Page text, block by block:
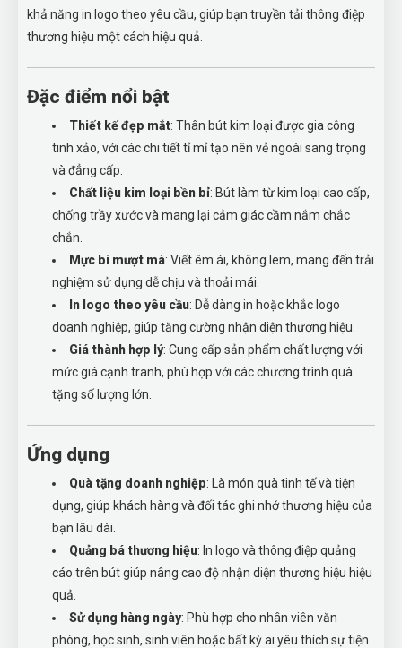
khả năng in logo theo yêu cầu, giúp bạn truyền tải thông điệp
thương hiệu một cách hiệu quả.
Đặc điểm nổi bật
Thiết kế đẹp mắt: Thân bút kim loại được gia công
tinh xảo, với các chi tiết tỉ mỉ tạo nên vẻ ngoài sang trọng
và đẳng cấp.
Chất liệu kim loại bền bỉ: Bút làm từ kim loại cao cấp,
chống trầy xước và mang lại cảm giác cầm nắm chắc
chắn.
Mực bi mượt mà: Viết êm ái, không lem, mang đến trải
nghiệm sử dụng dễ chịu và thoải mái.
In logo theo yêu cầu: Dễ dàng in hoặc khắc logo
doanh nghiệp, giúp tăng cường nhận diện thương hiệu.
Giá thành hợp lý: Cung cấp sản phẩm chất lượng với
mức giá cạnh tranh, phù hợp với các chương trình quà
tặng số lượng lớn.
Ứng dụng
Quà tặng doanh nghiệp: Là món quà tinh tế và tiện
dụng, giúp khách hàng và đối tác ghi nhớ thương hiệu của
bạn lâu dài.
Quảng bá thương hiệu: In logo và thông điệp quảng
cáo trên bút giúp nâng cao độ nhận diện thương hiệu hiệu
quả.
Sử dụng hàng ngày: Phù hợp cho nhân viên văn
phòng, học sinh, sinh viên hoặc bất kỳ ai yêu thích sự tiện